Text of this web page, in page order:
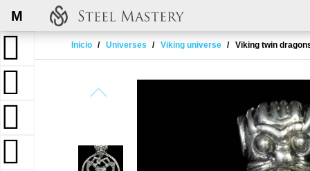
M
Inicio Universes Viking universe Viking twin